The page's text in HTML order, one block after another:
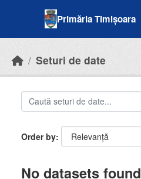
Primăria Timișoara
Seturi de date
Order by
No datasets found